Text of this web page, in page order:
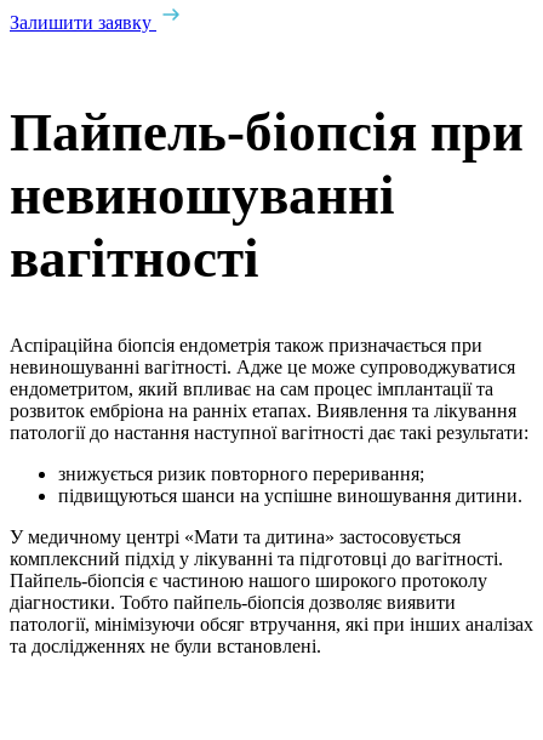
Залишити заявку
Пайпель-біопсія при
невиношуванні
вагітності
Аспіраційна біопсія ендометрія також призначається при
невиношуванні вагітності. Адже це може супроводжуватися
ендометритом, який впливає на сам процес імплантації та
розвиток ембріона на ранніх етапах. Виявлення та лікування
патології до настання наступної вагітності дає такі результати:
знижується ризик повторного переривання;
підвищуються шанси на успішне виношування дитини.
У медичному центрі «Мати та дитина» застосовується
комплексний підхід у лікуванні та підготовці до вагітності.
Пайпель-біопсія є частиною нашого широкого протоколу
діагностики. Тобто пайпель-біопсія дозволяє виявити
патології, мінімізуючи обсяг втручання, які при інших аналізах
та дослідженнях не були встановлені.